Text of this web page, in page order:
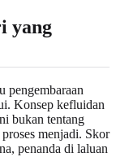
yang
pengembaraan
Konsep kefluidan
bukan tentang
menjadi. Skor
penanda di laluan